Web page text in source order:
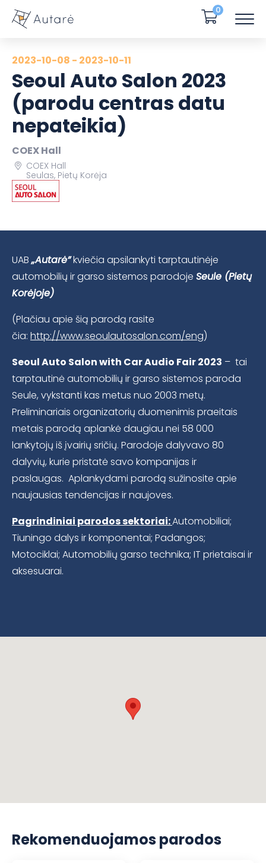
0
2023-10-08 - 2023-10-11
Seoul Auto Salon 2023
(parodu centras datu
nepateikia)
COEX Hall
COEX Hall
Seulas, Pietų Korėja
UAB„Autarė”kviečia apsilankyti tarptautinėje
automobilių ir garso sistemos parodoje Seule (Pietų
Korėjoje)
(Plačiau apie šią parodą rasite
čia: http://www.seoulautosalon.com/eng)
Seoul Auto Salon with Car Audio Fair 2023 – tai
tarptautinė automobilių ir garso sistemos paroda
Seule, vykstanti kas metus nuo 2003 metų.
Preliminariais organizatorių duomenimis praeitais
metais parodą aplankė daugiau nei 58 000
lankytojų iš įvairių sričių. Parodoje dalyvavo 80
dalyvių, kurie pristatė savo kompanijas ir
paslaugas. Aplankydami parodą sužinosite apie
naujausias tendencijas ir naujoves.
Pagrindiniai parodos sektoriai:Automobiliai;
Tiuningo dalys ir komponentai; Padangos;
Motociklai; Automobilių garso technika; IT prietaisai ir
aksesuarai.
Rekomenduojamos parodos